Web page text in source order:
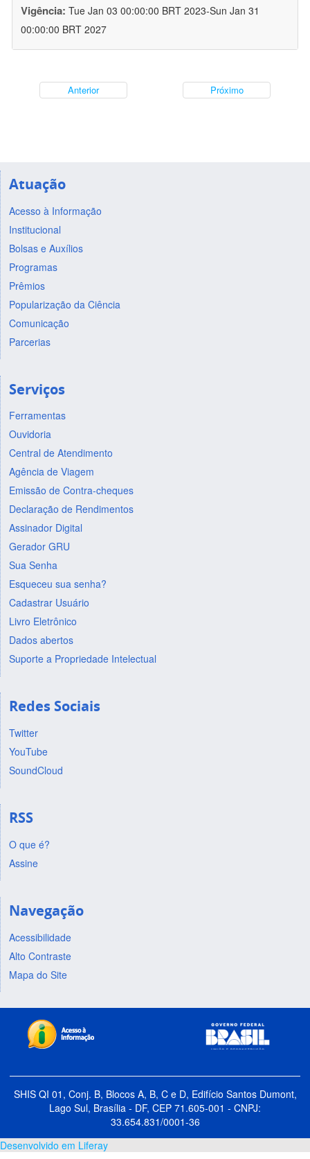
Vigência: Tue Jan 03 00:00:00 BRT 2023-Sun Jan 31
00:00:00 BRT 2027
Anterior Próximo
Atuação
Acesso à Informação
Institucional
Bolsas e Auxílios
Programas
Prêmios
Popularização da Ciência
Comunicação
Parcerias
Serviços
Ferramentas
Ouvidoria
Central de Atendimento
Agência de Viagem
Emissão de Contra-cheques
Declaração de Rendimentos
Assinador Digital
Gerador GRU
Sua Senha
Esqueceu sua senha?
Cadastrar Usuário
Livro Eletrônico
Dados abertos
Suporte a Propriedade Intelectual
Redes Sociais
Twitter
YouTube
SoundCloud
RSS
O que é?
Assine
Navegação
Acessibilidade
Alto Contraste
Mapa do Site
SHIS QI 01, Conj. B, Blocos A, B, C e D, Edifício Santos Dumont,
Lago Sul, Brasília - DF, CEP 71.605-001 - CNPJ:
33.654.831/0001-36
Desenvolvido em Liferay